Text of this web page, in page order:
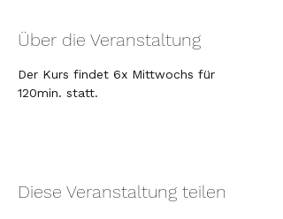
Über die Veranstaltung
Der Kurs findet 6x Mittwochs für
120min. statt.
Diese Veranstaltung teilen